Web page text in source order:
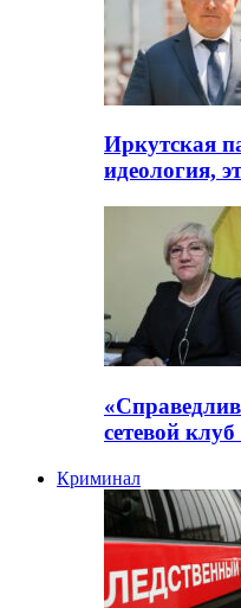
Иркутская
идеология,
сетевой
Криминал